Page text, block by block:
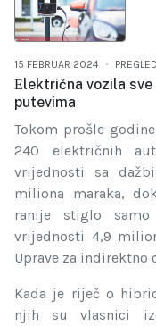
15 FEBRUAR 2024
Еlektrična vozila sve
putevima
Tokom prošle
240 električnih
vrijednosti sa
miliona maraka,
ranije stiglo
vrijednosti 4,9
Uprave za indirektno
Kada je riječ o
njih su vlasnici